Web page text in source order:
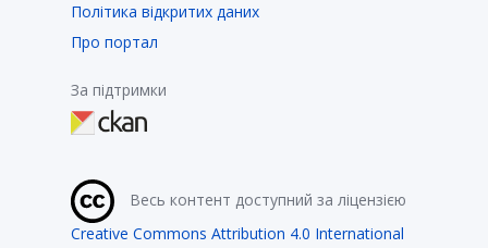
Політика відкритих даних
Про портал
За підтримки
Весь контент доступний за ліцензією
Creative Commons Attribution 4.0 International